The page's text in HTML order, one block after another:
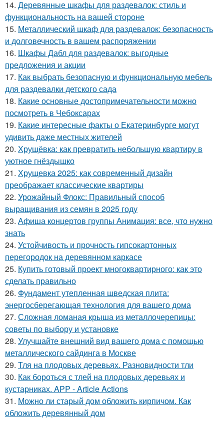
14. Деревянные шкафы для раздевалок: стиль и
функциональность на вашей стороне
15. Металлический шкаф для раздевалок: безопасность
и долговечность в вашем распоряжении
16. Шкафы Дабл для раздевалок: выгодные
предложения и акции
17. Как выбрать безопасную и функциональную мебель
для раздевалки детского сада
18. Какие основные достопримечательности можно
посмотреть в Чебоксарах
19. Какие интересные факты о Екатеринбурге могут
удивить даже местных жителей
20. Хрущёвка: как превратить небольшую квартиру в
уютное гнёздышко
21. Хрущевка 2025: как современный дизайн
преображает классические квартиры
22. Урожайный Флокс: Правильный способ
выращивания из семян в 2025 году
23. Афиша концертов группы Анимация: все, что нужно
знать
24. Устойчивость и прочность гипсокартонных
перегородок на деревянном каркасе
25. Купить готовый проект многоквартирного: как это
сделать правильно
26. Фундамент утепленная шведская плита:
энергосберегающая технология для вашего дома
27. Сложная ломаная крыша из металлочерепицы:
советы по выбору и установке
28. Улучшайте внешний вид вашего дома с помощью
металлического сайдинга в Москве
29. Тля на плодовых деревьях. Разновидности тли
30. Как бороться с тлей на плодовых деревьях и
кустарниках. APP - Article Actions
31. Можно ли старый дом обложить кирпичом. Как
обложить деревянный дом